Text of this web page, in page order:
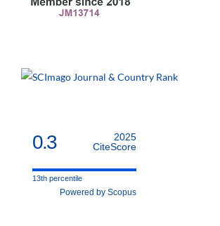
0.3
2025
CiteScore
13th percentile
Powered by Scopus